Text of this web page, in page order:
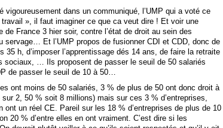
vigoureusement dans un communiqué, l’UMP qui a voté ce
», il faut imaginer ce que ca veut dire ! Et voir une
France 3 hier soir, contre l’état de droit au sein des
servage… Et l’UMP propos de fusionner CDI et CDD, donc de
h, d’imposer l’apprentissage dés 14 ans, de faire la retraite
sociaux, … Ils proposent de passer le seuil de 50 salariés
de passer le seuil de 10 à 50…
ont moins de 50 salariés, 3 % de plus de 50 ont donc droit à
2, 50 % soit 8 millions) mais sur ces 3 % d’entreprises,
ont un réel CE. Pareil sur les 18 % d’entreprises de plus de 10
20 % d’entre elles en ont vraiment. C’est dire si les